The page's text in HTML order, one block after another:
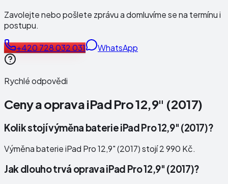
Zavolejte nebo pošlete zprávu a domluvíme se na termínu i
postupu.
+420 728 032 031 WhatsApp
Rychlé odpovědi
Ceny a opravaiPad Pro 12,9" (2017)
Kolik stojí výměna baterie iPad Pro 12,9" (2017)?
Výměna baterie iPad Pro 12,9" (2017) stojí 2 990 Kč.
Jak dlouho trvá oprava iPad Pro 12,9" (2017)?